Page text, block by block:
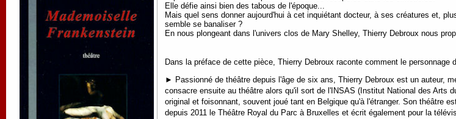
Elle défie ainsi bien des tabous de l'époque...
Mais quel sens donner aujourd'hui à cet inquiétant docteur, à ses créatures et,
semble se banaliser ?
En nous plongeant dans l'univers clos de Mary Shelley, Thierry Debroux nous
Dans la préface de cette pièce, Thierry Debroux raconte comment le
► Passionné de théâtre depuis l'âge de six ans, Thierry Debroux est un auteur,
consacre ensuite au théâtre alors qu'il sort de l'INSAS (Institut National des Arts
original et foisonnant, souvent joué tant en Belgique qu'à l'étranger. Son théâtre
depuis 2011 le Théâtre Royal du Parc à Bruxelles et écrit également pour la